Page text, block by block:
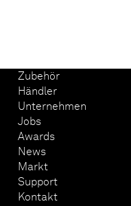
Zubehör
Händler
Unternehmen
Jobs
Awards
News
Markt
Support
Kontakt